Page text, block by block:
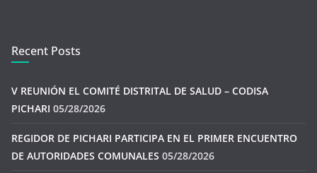
Recent Posts
V REUNIÓN EL COMITÉ DISTRITAL DE SALUD – CODISA
PICHARI 05/28/2026
REGIDOR DE PICHARI PARTICIPA EN EL PRIMER ENCUENTRO
DE AUTORIDADES COMUNALES 05/28/2026